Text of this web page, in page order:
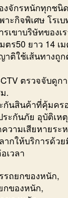
งจักรหนักทุกชนิ
ะกิจพิเศษ โรเบ
เขาบริษัทของเ
ตร50 ยาว 14 เ
าติใช้เส้นทางถู
ตรวจจับดูก
.
กันสินค้าที่คุ้มคร
ระกันภัย อุบัติเห
วามเสียหายระ
ากให้บริการด้ว
เวลา
รถยกของหนัก,
กของหนัก,